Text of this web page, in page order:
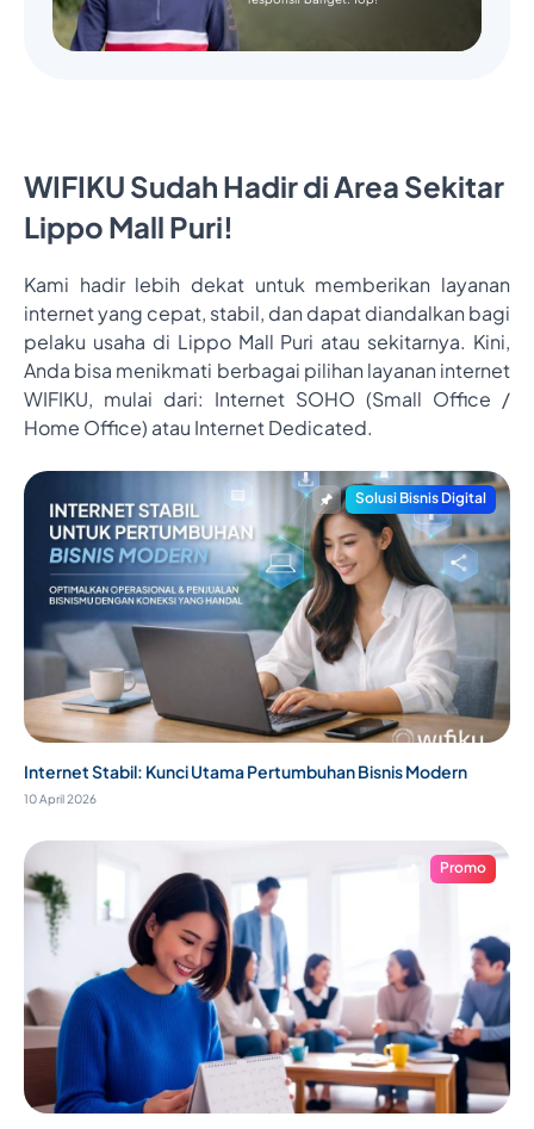
WIFIKU Sudah Hadir di Area Sekitar
Lippo Mall Puri!
Kami hadir lebih dekat untuk memberikan layanan
internet yang cepat, stabil, dan dapat diandalkan bagi
pelaku usaha di Lippo Mall Puri atau sekitarnya. Kini,
Anda bisa menikmati berbagai pilihan layanan internet
WIFIKU, mulai dari: Internet SOHO (Small Office /
Home Office) atau Internet Dedicated.
Solusi Bisnis Digital
Internet Stabil: Kunci Utama Pertumbuhan Bisnis Modern
10 April 2026
Promo